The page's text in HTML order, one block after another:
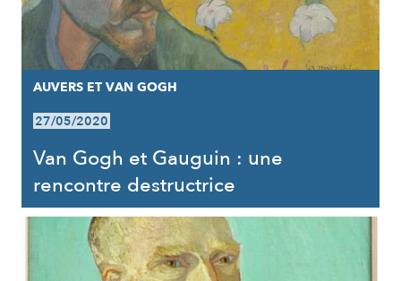
AUVERS ET VAN GOGH
27/05/2020
Van Gogh et Gauguin : une
rencontre destructrice